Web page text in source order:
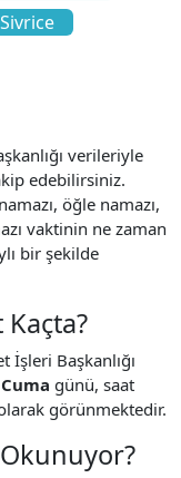
verileriyle
edebilirsiniz.
öğle namazı,
vaktinin ne zaman
bir şekilde
Kaçta?
İşleri Başkanlığı
günü, saat
olarak görünmektedir.
Okunuyor?
Sivrice